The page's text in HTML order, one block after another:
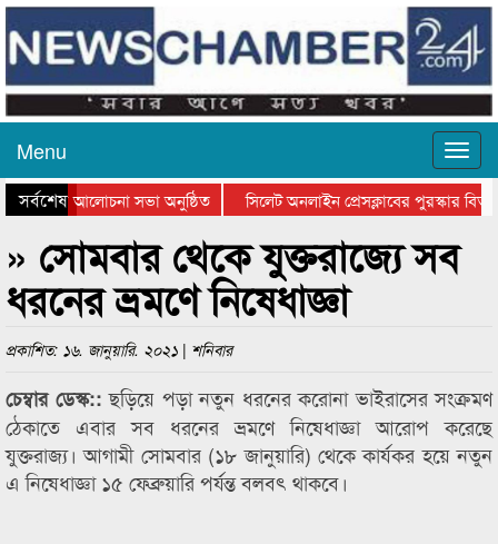
Menu
সর্বশেষ
দিবসের আলোচনা সভা অনুষ্ঠিত
সিলেট অনলাইন প্রেসক্লাবের পুরস্কার
» সোমবার থেকে যুক্তরাজ্যে সব
ধরনের ভ্রমণে নিষেধাজ্ঞা
প্রকাশিত: ১৬. জানুয়ারি. ২০২১ | শনিবার
চেম্বার ডেস্ক::ছড়িয়ে পড়া নতুন ধরনের করোনা ভাইরাসের সংক্রমণ
ঠেকাতে এবার সব ধরনের ভ্রমণে নিষেধাজ্ঞা আরোপ করেছে
যুক্তরাজ্য। আগামী সোমবার (১৮ জানুয়ারি) থেকে কার্যকর হয়ে নতুন
এ নিষেধাজ্ঞা ১৫ ফেব্রুয়ারি পর্যন্ত বলবৎ থাকবে।